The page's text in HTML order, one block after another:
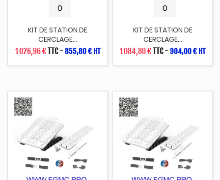
KIT DE STATION DE
CERCLAGE...
1 026,96 €TTC-855,80 € HT
KIT DE STATION DE
CERCLAGE...
1 084,80 €TTC-904,00 € HT